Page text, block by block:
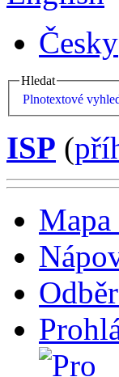
Česky
Hledat
Plnotextové
ISP (
Mapa